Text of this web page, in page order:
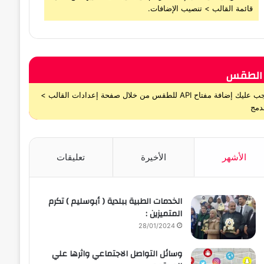
قائمة القالب > تنصيب الإضافات.
الطقس
يجب عليك إضافة مفتاح API للطقس من خلال صفحة إعدادات القالب >
الأشهر الأخيرة تعليقات
الخدمات الطبية ببلدية ( أبوسليم ) تكرم
المتميزين :
28/01/2024
وسائل التواصل الاجتماعي واثرها علي